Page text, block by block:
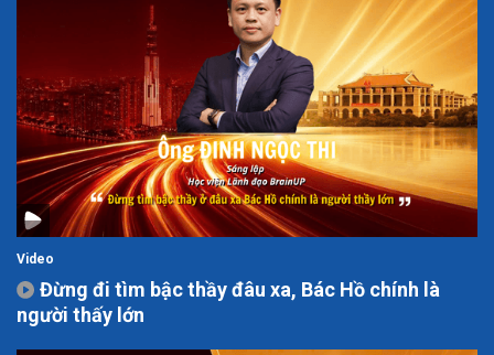
Video
Đừng đi tìm bậc thầy đâu xa, Bác Hồ chính là
người thấy lớn